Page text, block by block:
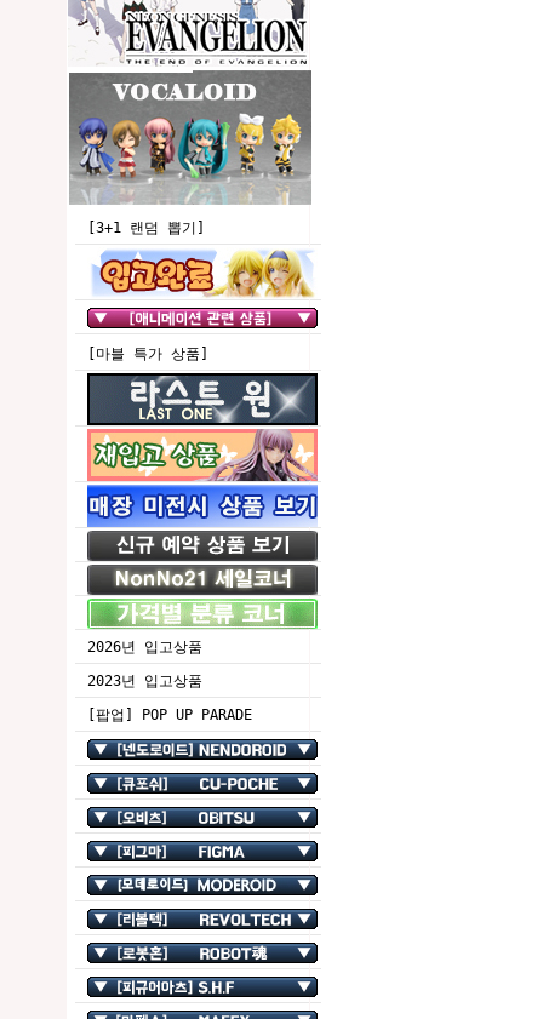
[3+1 랜덤 뽑기]
[마블 특가 상품]
2026년 입고상품
2023년 입고상품
[팝업] POP UP PARADE